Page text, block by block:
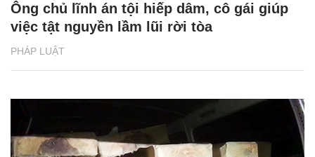
PHÁP LUẬT
Ông chủ lĩnh án tội hiếp dâm, cô gái giúp
việc tật nguyền lầm lũi rời tòa